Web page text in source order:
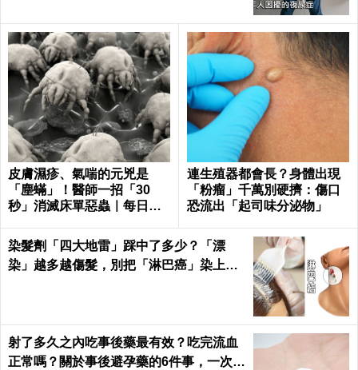
皮膚濕疹、氣喘的元兇是
「塵蟎」！醫師一招「30
秒」消滅床單惡蟲｜每日健
連生殖器都會長？身體出現
「粉瘤」千萬別硬擠：傷口
恐流出「起司味分泌物」
染髮劑「四大地雷」踩中了多少？「漂
染」越多越傷髮，別把「淋巴癌」染上
射了多久之內吃事後藥最有效？吃完流血
正常嗎？關於事後避孕藥的6件事，一次報